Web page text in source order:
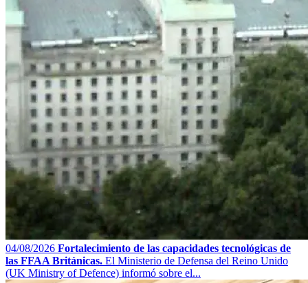
04/08/2026 Fortalecimiento de las capacidades tecnológicas de
las FFAA Británicas. El Ministerio de Defensa del Reino Unido
(UK Ministry of Defence) informó sobre el...